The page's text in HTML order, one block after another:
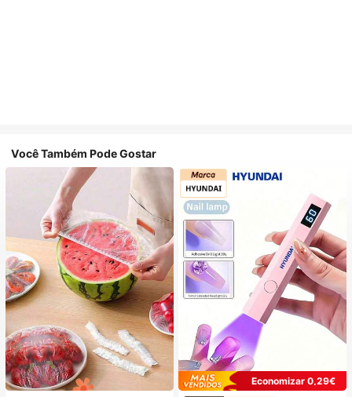
Você Também Pode Gostar
Economizar 0,29€